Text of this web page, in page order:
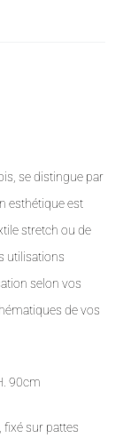
se distingue par
esthétique est
stretch ou de
utilisations
selon vos
de vos
90cm
fixé sur pattes